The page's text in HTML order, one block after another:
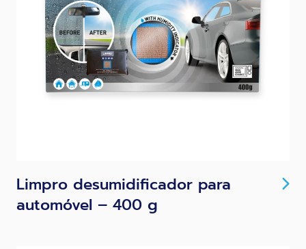
Limpro desumidificador para
automóvel – 400 g